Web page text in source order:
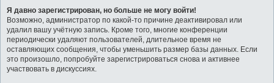
Я давно зарегистрирован, но больше не могу войти!
Возможно, администратор по какой-то причине деактивировал или
удалил вашу учётную запись. Кроме того, многие конференции
периодически удаляют пользователей, длительное время не
оставляющих сообщения, чтобы уменьшить размер базы данных. Если
это произошло, попробуйте зарегистрироваться снова и активнее
участвовать в дискуссиях.